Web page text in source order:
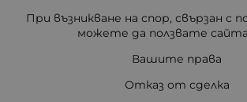
При възникване на спор, свързан с
можете да ползвате
Вашите права
Отказ от сделка